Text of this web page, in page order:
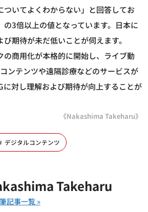
いてよくわからない」と回答してお
の3倍以上の値となっています。日本に
期待が未だ低いことが伺えます。
の商用化が本格的に開始し、ライブ動
ンテンツや遠隔診療などのサービスが
に対し理解および期待が向上することが
《Nakashima Takeharu》
デジタルコンテンツ
Takeharu